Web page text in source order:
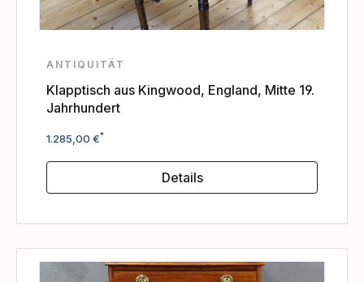
ANTIQUITÄT
Klapptisch aus Kingwood, England, Mitte 19.
Jahrhundert
Regulärer Preis:
1.285,00 €*
Details